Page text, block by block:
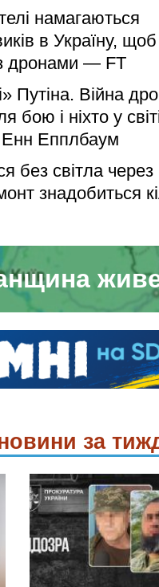
намагаються
в Україну, щоб
дронами — FT
Путіна. Війна
бою і ніхто у
Епплбаум
без світла через
знадобиться
за